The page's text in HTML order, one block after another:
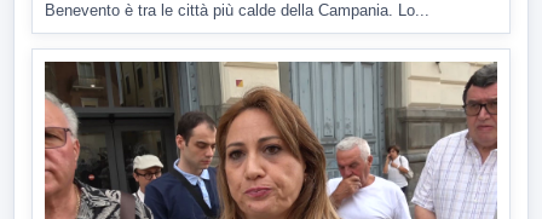
Benevento è tra le città più calde della Campania. Lo...